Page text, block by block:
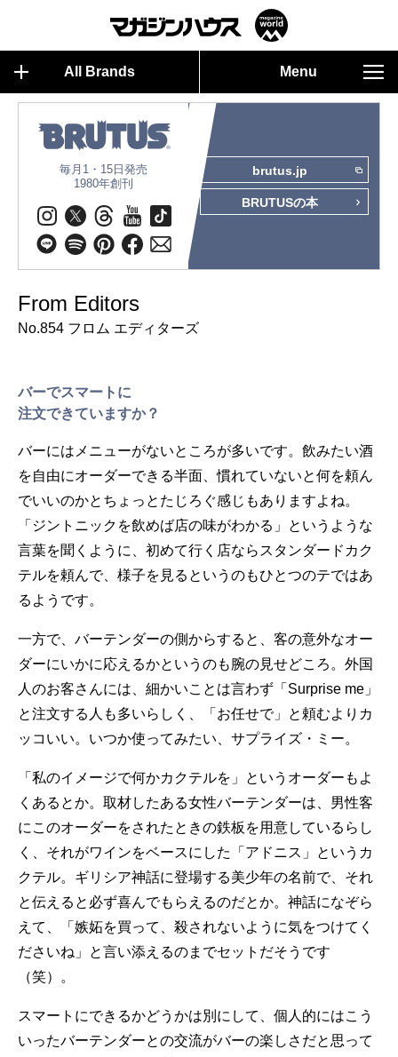
All Brands Menu
毎月1・15日発売
1980年創刊
brutus.jp
BRUTUSの本
From Editors
No.854 フロム エディターズ
バーでスマートに
注文できていますか？
バーにはメニューがないところが多いです。飲みたい酒
を自由にオーダーできる半面、慣れていないと何を頼ん
でいいのかとちょっとたじろぐ感じもありますよね。
「ジントニックを飲めば店の味がわかる」というような
言葉を聞くように、初めて行く店ならスタンダードカク
テルを頼んで、様子を見るというのもひとつのテではあ
るようです。
一方で、バーテンダーの側からすると、客の意外なオー
ダーにいかに応えるかというのも腕の見せどころ。外国
人のお客さんには、細かいことは言わず「Surprise me」
と注文する人も多いらしく、「お任せで」と頼むよりカ
ッコいい。いつか使ってみたい、サプライズ・ミー。
「私のイメージで何かカクテルを」というオーダーもよ
くあるとか。取材したある女性バーテンダーは、男性客
にこのオーダーをされたときの鉄板を用意しているらし
く、それがワインをベースにした「アドニス」というカ
クテル。ギリシア神話に登場する美少年の名前で、それ
と伝えると必ず喜んでもらえるのだとか。神話になぞら
えて、「嫉妬を買って、殺されないように気をつけてく
ださいね」と言い添えるのまでセットだそうです
（笑）。
スマートにできるかどうかは別にして、個人的にはこう
いったバーテンダーとの交流がバーの楽しさだと思って